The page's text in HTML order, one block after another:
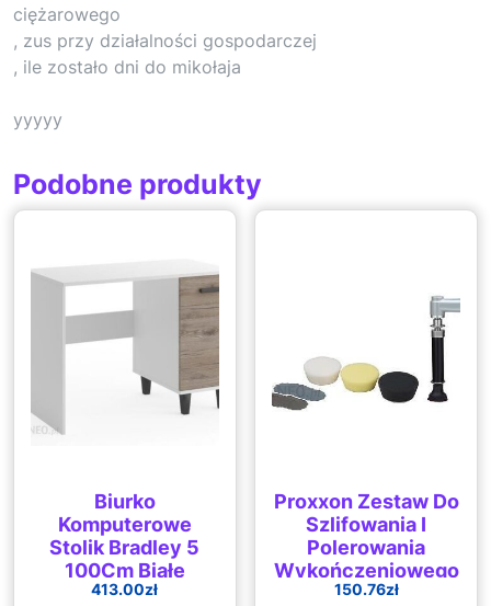
ciężarowego
, zus przy działalności gospodarczej
, ile zostało dni do mikołaja
yyyyy
Podobne produkty
Biurko
Komputerowe
Stolik Bradley 5
100Cm Białe
413.00zł
Proxxon Zestaw Do
Szlifowania I
Polerowania
Wykończeniowego
(PR29070)
150.76zł